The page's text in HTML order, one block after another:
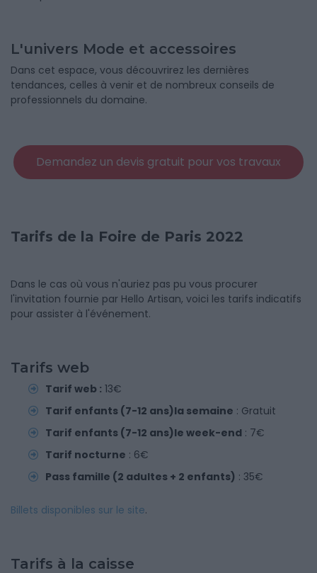
L'univers Mode et accessoires
Dans cet espace, vous découvrirez les dernières
tendances, celles à venir et de nombreux conseils de
professionnels du domaine.
Demandez un devis gratuit pour vos travaux
Tarifs de la Foire de Paris 2022
Dans le cas où vous n'auriez pas pu vous procurer
l'invitation fournie par Hello Artisan, voici les tarifs indicatifs
pour assister à l'événement.
Tarifs web
Tarif web : 13€
Tarif enfants (7-12 ans)la semaine : Gratuit
Tarif enfants (7-12 ans)le week-end : 7€
Tarif nocturne : 6€
Pass famille (2 adultes + 2 enfants) : 35€
Billets disponibles sur le site.
Tarifs à la caisse